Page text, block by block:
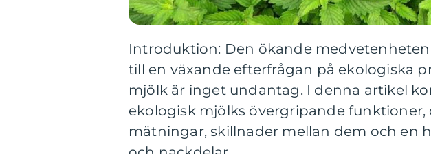
Introduktion: Den ökande
till en växande efterfrågan på ekologiska
mjölk är inget undantag. I denna artikel
ekologisk mjölks övergripande funktioner,
mätningar, skillnader mellan dem och en